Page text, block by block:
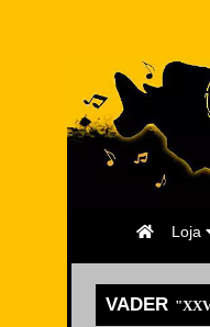
Loja
Página
VADER